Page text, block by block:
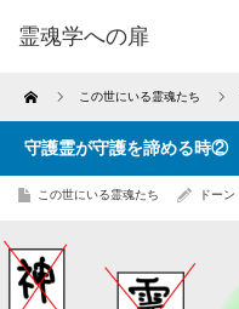
霊魂学への扉
Home この世にいる霊魂たち
守護霊が守護を諦める時②
この世にいる霊魂たち ドーン